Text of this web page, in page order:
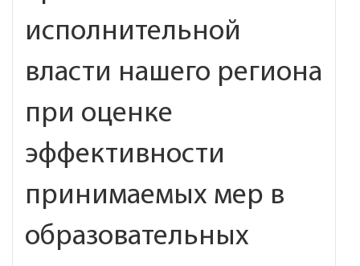
исполнительной
власти нашего региона
при оценке
эффективности
принимаемых мер в
образовательных